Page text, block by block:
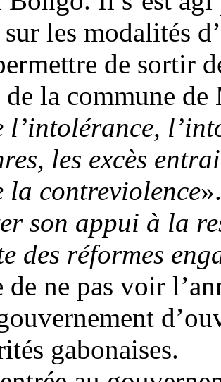
les modalités
de sortir
de la commune
l’intolérance,
les excès
la contreviolence
son appui à la
des réformes
ne pas voir
gabonaises.